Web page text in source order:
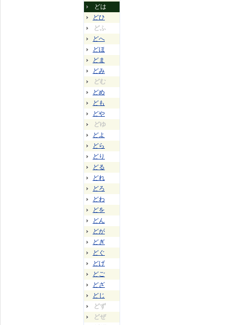
どは
どひ
どふ
どへ
どほ
どま
どみ
どむ
どめ
ども
どや
どゆ
どよ
どら
どり
どる
どれ
どろ
どわ
どを
どん
どが
どぎ
どぐ
どげ
どご
どざ
どじ
どず
どぜ